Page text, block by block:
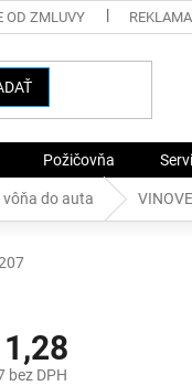
OD ZMLUVY
Požičovňa
do auta
bez DPH